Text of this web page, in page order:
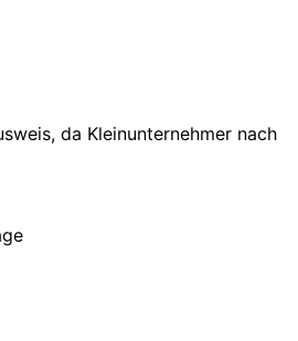
da Kleinunternehmer nach